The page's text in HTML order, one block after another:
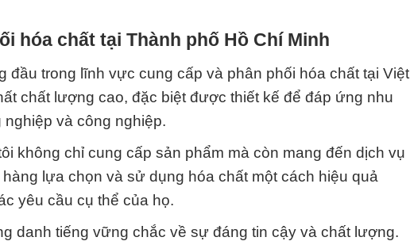
hóa chất tại Thành phố Hồ Chí Minh
trong lĩnh vực cung cấp và phân phối hóa chất tại Việt
chất lượng cao, đặc biệt được thiết kế để đáp ứng nhu
và công nghiệp.
không chỉ cung cấp sản phẩm mà còn mang đến dịch vụ
lựa chọn và sử dụng hóa chất một cách hiệu quả
yêu cầu cụ thể của họ.
danh tiếng vững chắc về sự đáng tin cậy và chất lượng.